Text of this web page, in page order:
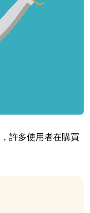
許多使用者在購買